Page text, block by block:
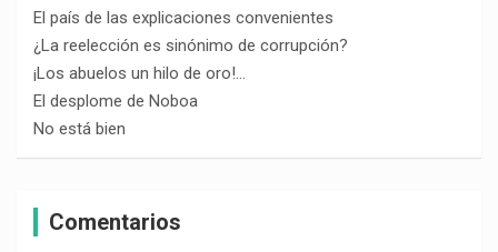
El país de las explicaciones convenientes
¿La reelección es sinónimo de corrupción?
¡Los abuelos un hilo de oro!…
El desplome de Noboa
No está bien
Comentarios